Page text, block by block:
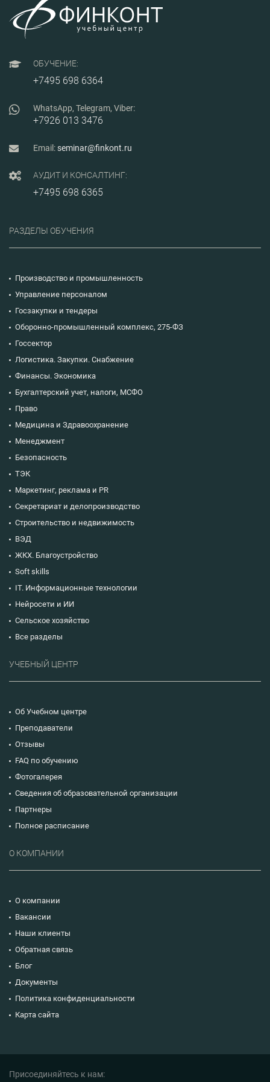
ОБУЧЕНИЕ:
+7495 698 6364
WhatsApp, Telegram, Viber:
+7926 013 3476
Email:seminar@finkont.ru
АУДИТ И КОНСАЛТИНГ:
+7495 698 6365
РАЗДЕЛЫ ОБУЧЕНИЯ
Производство и промышленность
Управление персоналом
Госзакупки и тендеры
Оборонно-промышленный комплекс, 275-ФЗ
Госсектор
Логистика. Закупки. Снабжение
Финансы. Экономика
Бухгалтерский учет, налоги, МСФО
Право
Медицина и Здравоохранение
Менеджмент
Безопасность
ТЭК
Маркетинг, реклама и PR
Секретариат и делопроизводство
Строительство и недвижимость
ВЭД
ЖКХ. Благоустройство
Soft skills
IT. Информационные технологии
Нейросети и ИИ
Сельское хозяйство
Все разделы
УЧЕБНЫЙ ЦЕНТР
Об Учебном центре
Преподаватели
Отзывы
FAQ по обучению
Фотогалерея
Сведения об образовательной организации
Партнеры
Полное расписание
О КОМПАНИИ
О компании
Вакансии
Наши клиенты
Обратная связь
Блог
Документы
Политика конфиденциальности
Карта сайта
Присоединяйтесь к нам: